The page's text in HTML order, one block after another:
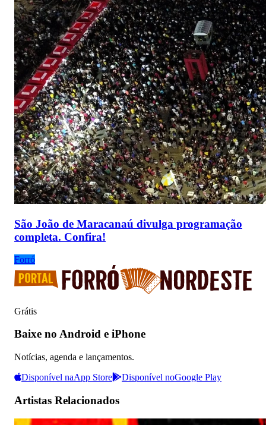
São João de Maracanaú divulga programação
completa. Confira!
Forró
Grátis
Baixe no Android e iPhone
Notícias, agenda e lançamentos.
Disponível naApp Store Disponível noGoogle Play
Artistas Relacionados